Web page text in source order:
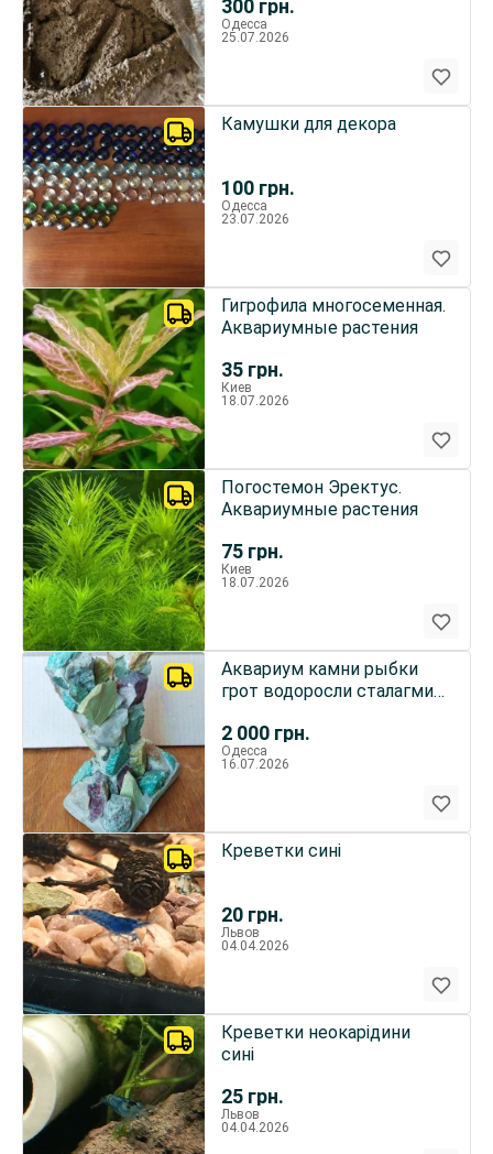
300 грн.
Одесса
25.07.2026
100 грн.
Камушки для декора
Одесса
23.07.2026
35 грн.
Гигрофила многосеменная.
Аквариумные растения
Киев
18.07.2026
75 грн.
Погостемон Эректус.
Аквариумные растения
Киев
18.07.2026
2 000 грн.
Аквариум камни рыбки
грот водоросли сталагмит
Одесса
16.07.2026
20 грн.
Креветки сині
Львов
04.04.2026
25 грн.
Креветки неокарідини
сині
Львов
04.04.2026